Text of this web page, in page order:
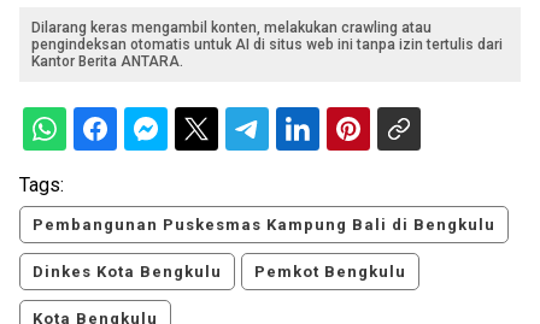
Dilarang keras mengambil konten, melakukan crawling atau
pengindeksan otomatis untuk AI di situs web ini tanpa izin tertulis dari
Kantor Berita ANTARA.
Tags:
Pembangunan Puskesmas Kampung Bali di Bengkulu
Dinkes Kota Bengkulu Pemkot Bengkulu
Kota Bengkulu